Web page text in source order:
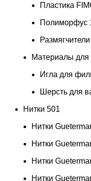
Пластика
Полиморфус
Размягчители
Материалы для
Игла для
Шерсть для
Нитки 501
Нитки
Нитки
Нитки
Нитки